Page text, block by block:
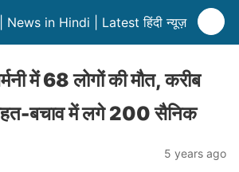
in Hindi | Latest हिंदी न्यूज़
में 68 लोगों की मौत, करीब
बचाव में लगे 200 सैनिक
5 years ago